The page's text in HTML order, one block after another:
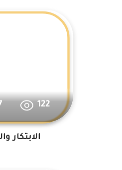
122
الابتكار